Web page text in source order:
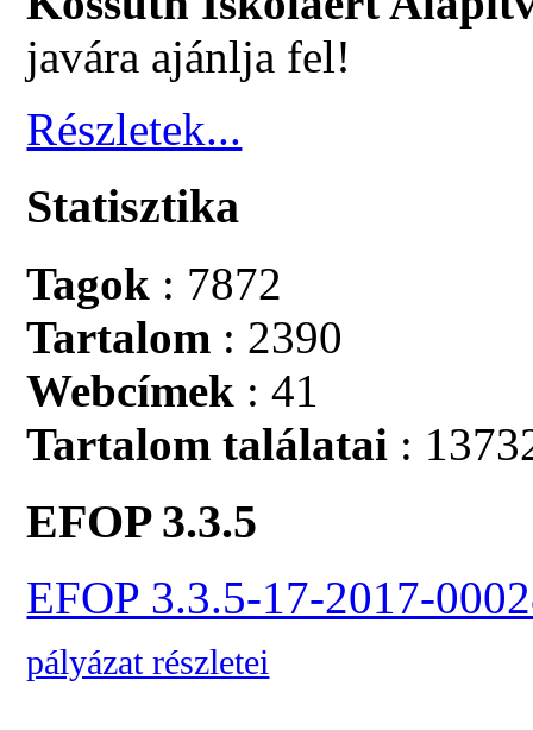
javára ajánlja fel!
Részletek...
Statisztika
Tagok : 7872
Tartalom : 2390
Webcímek : 41
Tartalom találatai :
EFOP 3.3.5
EFOP 3.3.5-17-2017-
pályázat részletei